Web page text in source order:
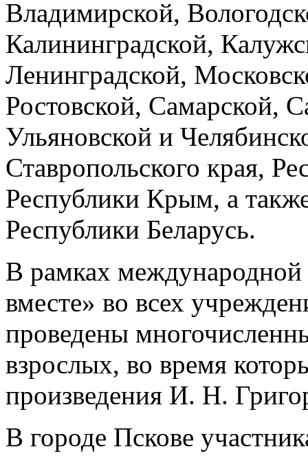
Владимирской,
Калининградской,
Ленинградской,
Ростовской, Самарской,
Ульяновской и
Ставропольского края,
Республики Крым, а
Республики Беларусь.
В рамках международной
вместе» во всех
проведены
взрослых, во время
произведения И. Н.
В городе Пскове